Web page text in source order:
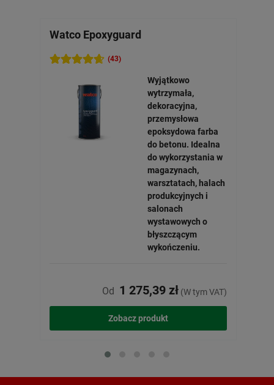
Watco Epoxyguard
(43)
Wyjątkowo
wytrzymała,
dekoracyjna,
przemysłowa
epoksydowa farba
do betonu. Idealna
do wykorzystania w
magazynach,
warsztatach, halach
produkcyjnych i
salonach
wystawowych o
błyszczącym
wykończeniu.
Od 1 275,39 zł (W tym VAT)
Zobacz produkt